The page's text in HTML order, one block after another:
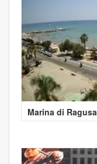
Marina di Ragusa